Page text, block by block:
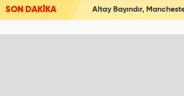
SON DAKİKA Altay Bayındır,